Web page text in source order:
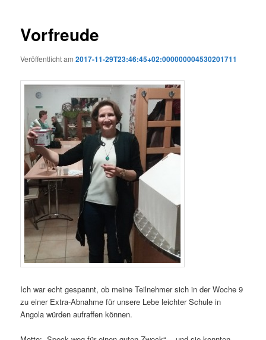
Vorfreude
Veröffentlicht am2017-11-29T23:46:45+02:000000004530201711
Ich war echt gespannt, ob meine Teilnehmer sich in der Woche 9
zu einer Extra-Abnahme für unsere Lebe leichter Schule in
Angola würden aufraffen können.